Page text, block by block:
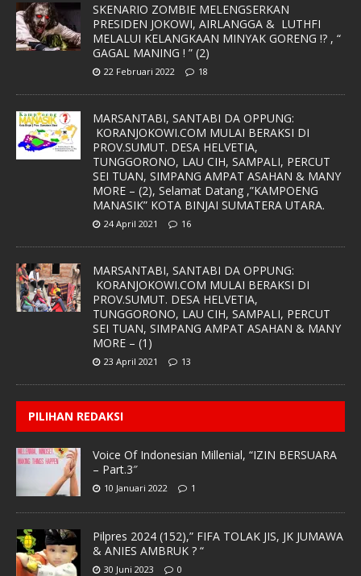
SKENARIO ZOMBIE MELENGSERKAN
PRESIDEN JOKOWI, AIRLANGGA & LUTHFI
MELALUI KELANGKAAN MINYAK GORENG !? , “
GAGAL MANING ! ” (2)
22 Februari 2022 18
MARSANTABI, SANTABI DA OPPUNG:
KORANJOKOWI.COM MULAI BERAKSI DI
PROV.SUMUT. DESA HELVETIA,
TUNGGORONO, LAU CIH, SAMPALI, PERCUT
SEI TUAN, SIMPANG AMPAT ASAHAN & MANY
MORE – (2), Selamat Datang ,”KAMPOENG
MANASIK” KOTA BINJAI SUMATERA UTARA.
24 April 2021 16
MARSANTABI, SANTABI DA OPPUNG:
KORANJOKOWI.COM MULAI BERAKSI DI
PROV.SUMUT. DESA HELVETIA,
TUNGGORONO, LAU CIH, SAMPALI, PERCUT
SEI TUAN, SIMPANG AMPAT ASAHAN & MANY
MORE – (1)
23 April 2021 13
PILIHAN REDAKSI
Voice Of Indonesian Millenial, “IZIN BERSUARA
– Part.3″
10 Januari 2022 1
Pilpres 2024 (152),” FIFA TOLAK JIS, JK JUMAWA
& ANIES AMBRUK ? “
30 Juni 2023 0